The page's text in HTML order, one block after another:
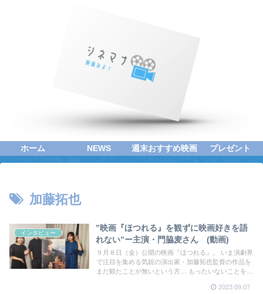
ホーム NEWS 週末おすすめ映画 プレゼント
加藤拓也
インタビュー
”映画『ほつれる』を観ずに映画好きを語
れない”ー主演・門脇麦さん (動画)
９月８日（金）公開の映画『ほつれる』。 いま演劇界
で注目を集める気鋭の演出家・加藤拓也監督の作品を
まだ観たことが無いという方… もったいないことをし
2023.09.07